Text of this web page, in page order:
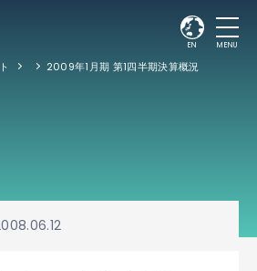
EN MENU
2009年1月期 第1四半期決算概況